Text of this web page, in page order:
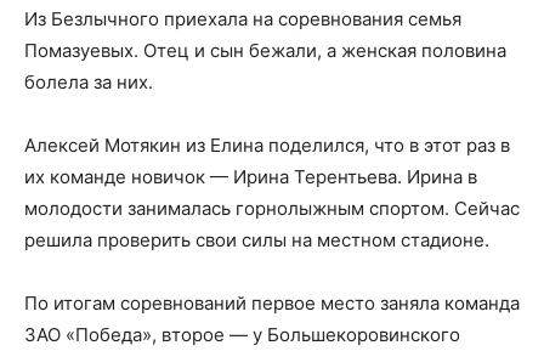
Из Безлычного приехала на соревнования семья
Помазуевых. Отец и сын бежали, а женская половина
болела за них.
Алексей Мотякин из Елина поделился, что в этот раз в
их команде новичок — Ирина Терентьева. Ирина в
молодости занималась горнолыжным спортом. Сейчас
решила проверить свои силы на местном стадионе.
По итогам соревнований первое место заняла команда
ЗАО «Победа», второе — у Большекоровинского